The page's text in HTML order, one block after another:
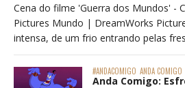
Cena do filme 'Guerra dos Mundos' -
Pictures Mundo | DreamWorks
intensa, de um frio entrando pelas
#ANDACOMIGO ANDA COMIGO
Anda Comigo: